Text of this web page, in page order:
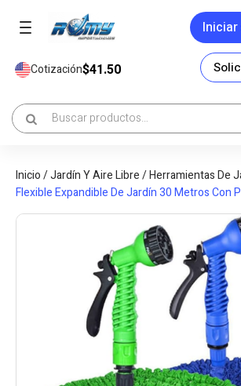
Iniciar
Cotización$41.50
Inicio/Jardín Y Aire Libre/Herramientas De
Flexible Expandible De Jardín 30 Metros Con